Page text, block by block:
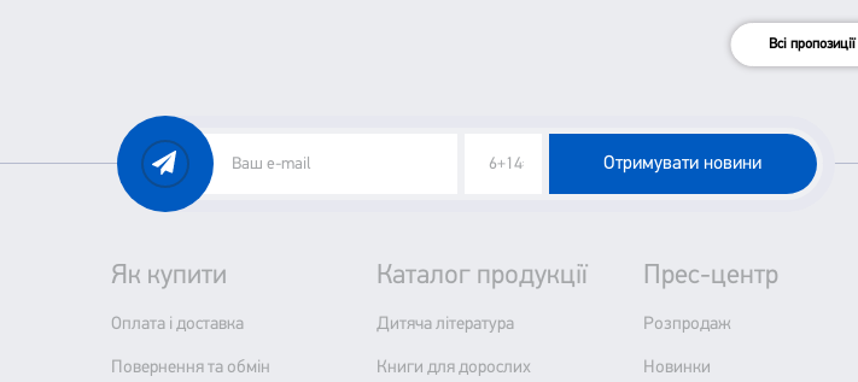
Всі пропозиції
Отримувати новини
Як купити
Оплата і доставка
Повернення та обмін
Каталог продукції
Дитяча література
Книги для дорослих
Прес-центр
Розпродаж
Новинки